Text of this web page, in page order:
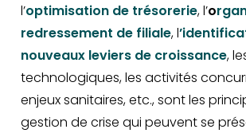
l’optimisation de trésorerie, l’o
redressement de filiale, l’
nouveaux leviers de croissance,
technologiques, les activités
enjeux sanitaires, etc., sont les
gestion de crise qui peuvent se